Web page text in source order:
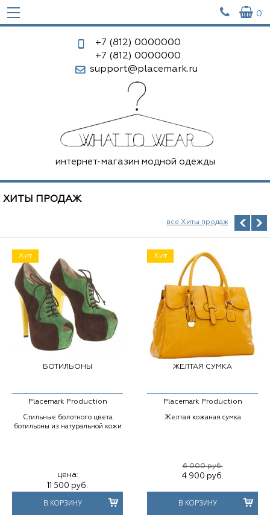
  0
+7 (812) 0000000
+7 (812) 0000000
support@placemark.ru
интернет-магазин модной одежды
ХИТЫ ПРОДАЖ
все Хиты продаж
Хит
БОТИЛЬОНЫ
Placemark Production
Стильные болотного цвета
ботильоны из натуральной кожи
цена:
11 500 руб.
В КОРЗИНУ
Хит
ЖЕЛТАЯ СУМКА
Placemark Production
Желтая кожаная сумка
6 000 руб.
4 900 руб.
В КОРЗИНУ